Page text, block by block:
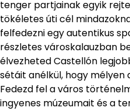
tenger partjainak egyik
tökéletes úti cél
felfedezni egy autentikus
részletes városkalauzban
élvezheted Castellón
sétáit anélkül, hogy mélyen
Fedezd fel a város
ingyenes múzeumait és a